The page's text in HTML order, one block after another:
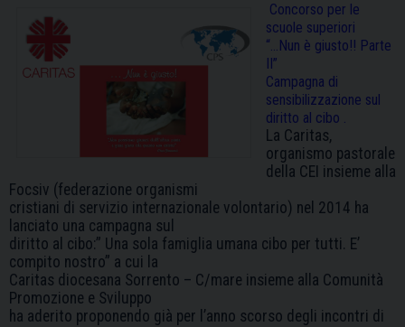
Concorso per le
scuole superiori
“…Nun è giusto!! Parte
II”
Campagna di
sensibilizzazione sul
diritto al cibo .
La Caritas,
organismo pastorale
della CEI insieme alla
Focsiv (federazione organismi
cristiani di servizio internazionale volontario) nel 2014 ha
lanciato una campagna sul
diritto al cibo:” Una sola famiglia umana cibo per tutti. E’
compito nostro” a cui la
Caritas diocesana Sorrento – C/mare insieme alla Comunità
Promozione e Sviluppo
ha aderito proponendo già per l’anno scorso degli incontri di